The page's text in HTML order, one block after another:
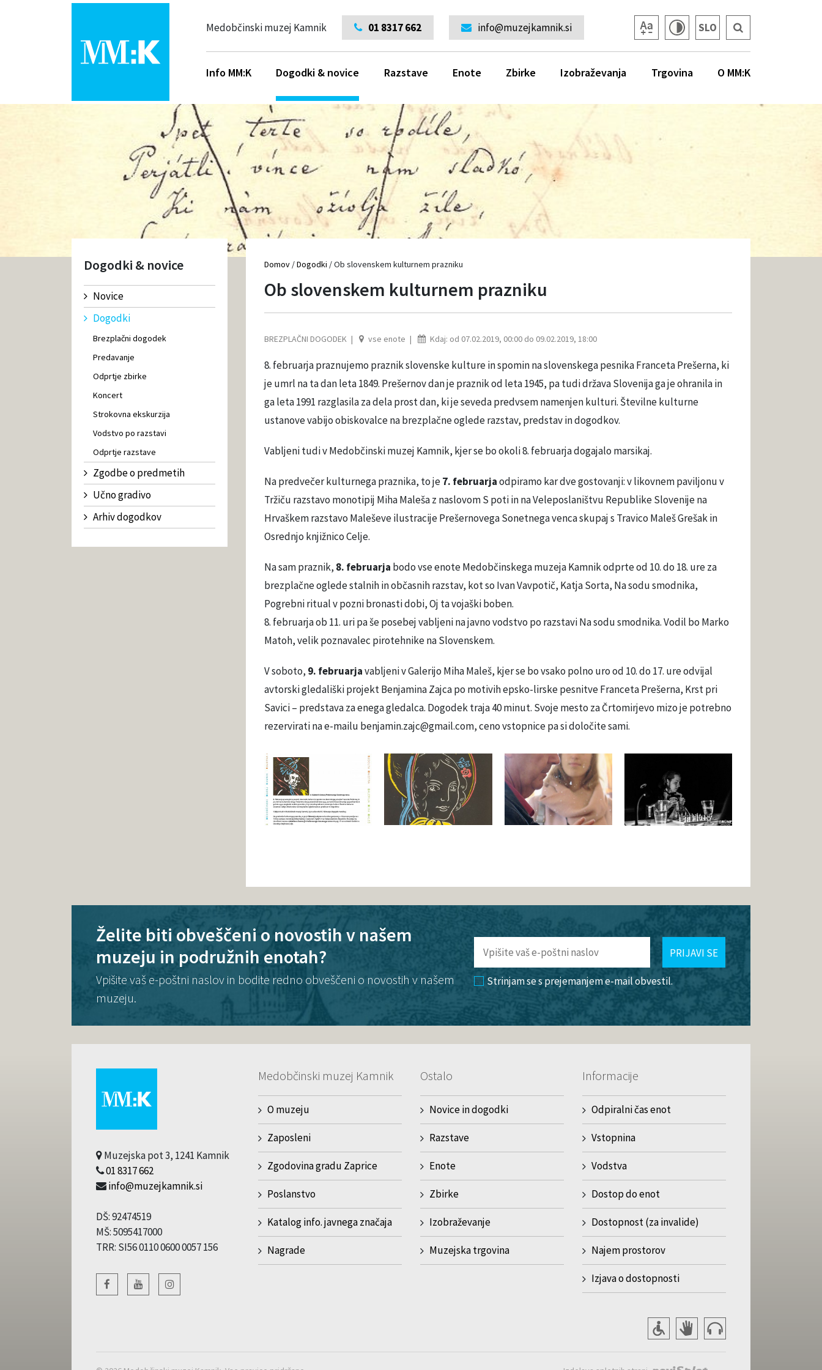
Medobčinski muzej Kamnik 01 8317 662 info@muzejkamnik.si SLO
Info MM:K Dogodki & novice Razstave Enote Zbirke Izobraževanja Trgovina O MM:K
Dogodki & novice
Novice
Dogodki
Brezplačni dogodek
Predavanje
Odprtje zbirke
Koncert
Strokovna ekskurzija
Vodstvo po razstavi
Odprtje razstave
Zgodbe o predmetih
Učno gradivo
Arhiv dogodkov
Domov /Dogodki /Ob slovenskem kulturnem prazniku
Ob slovenskem kulturnem prazniku
BREZPLAČNI DOGODEK vse enote Kdaj: od 07.02.2019, 00:00 do 09.02.2019, 18:00
8. februarja praznujemo praznik slovenske kulture in spomin na slovenskega pesnika Franceta Prešerna, ki
je umrl na ta dan leta 1849. Prešernov dan je praznik od leta 1945, pa tudi država Slovenija ga je ohranila in
ga leta 1991 razglasila za dela prost dan, ki je seveda predvsem namenjen kulturi. Številne kulturne
ustanove vabijo obiskovalce na brezplačne oglede razstav, predstav in dogodkov.
Vabljeni tudi v Medobčinski muzej Kamnik, kjer se bo okoli 8. februarja dogajalo marsikaj.
Na predvečer kulturnega praznika, to je7. februarjaodpiramo kar dve gostovanji: v likovnem paviljonu v
Tržiču razstavo monotipij Miha Maleša z naslovom S poti in na Veleposlaništvu Republike Slovenije na
Hrvaškem razstavo Maleševe ilustracije Prešernovega Sonetnega venca skupaj s Travico Maleš Grešak in
Osrednjo knjižnico Celje.
Na sam praznik, 8. februarja bodo vse enote Medobčinskega muzeja Kamnik odprte od 10. do 18. ure za
brezplačne oglede stalnih in občasnih razstav, kot so Ivan Vavpotič, Katja Sorta, Na sodu smodnika,
Pogrebni ritual v pozni bronasti dobi, Oj ta vojaški boben.
8. februarja ob 11. uri pa še posebej vabljeni na javno vodstvo po razstavi Na sodu smodnika. Vodil bo Marko
Matoh, velik poznavalec pirotehnike na Slovenskem.
V soboto, 9. februarjavabljeni v Galerijo Miha Maleš, kjer se bo vsako polno uro od 10. do 17. ure odvijal
avtorski gledališki projekt Benjamina Zajca po motivih epsko-lirske pesnitve Franceta Prešerna, Krst pri
Savici – predstava za enega gledalca. Dogodek traja 40 minut. Svoje mesto za Črtomirjevo mizo je potrebno
rezervirati na e-mailu benjamin.zajc@gmail.com, ceno vstopnice pa si določite sami.
Želite biti obveščeni o novostih v našem
muzeju in podružnih enotah?
Vpišite vaš e-poštni naslov in bodite redno obveščeni o novostih v našem
muzeju.
PRIJAVI SE
Strinjam se s prejemanjem e-mail obvestil.
Muzejska pot 3, 1241 Kamnik
01 8317 662
info@muzejkamnik.si
DŠ: 92474519
MŠ: 5095417000
TRR: SI56 0110 0600 0057 156
Medobčinski muzej Kamnik
O muzeju
Zaposleni
Zgodovina gradu Zaprice
Poslanstvo
Katalog info. javnega značaja
Nagrade
Ostalo
Novice in dogodki
Razstave
Enote
Zbirke
Izobraževanje
Muzejska trgovina
Informacije
Odpiralni čas enot
Vstopnina
Vodstva
Dostop do enot
Dostopnost (za invalide)
Najem prostorov
Izjava o dostopnosti